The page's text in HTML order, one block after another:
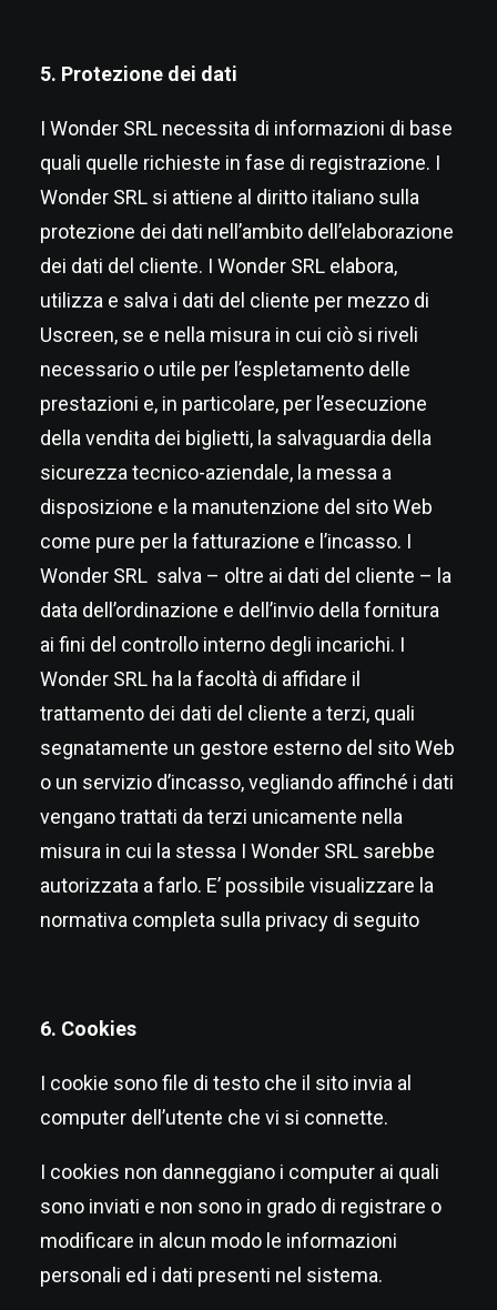
5. Protezione dei dati
I Wonder SRL necessita di informazioni di base
quali quelle richieste in fase di registrazione. I
Wonder SRL si attiene al diritto italiano sulla
protezione dei dati nell’ambito dell’elaborazione
dei dati del cliente. I Wonder SRL elabora,
utilizza e salva i dati del cliente per mezzo di
Uscreen, se e nella misura in cui ciò si riveli
necessario o utile per l’espletamento delle
prestazioni e, in particolare, per l’esecuzione
della vendita dei biglietti, la salvaguardia della
sicurezza tecnico-aziendale, la messa a
disposizione e la manutenzione del sito Web
come pure per la fatturazione e l’incasso. I
Wonder SRL salva – oltre ai dati del cliente – la
data dell’ordinazione e dell’invio della fornitura
ai fini del controllo interno degli incarichi. I
Wonder SRL ha la facoltà di affidare il
trattamento dei dati del cliente a terzi, quali
segnatamente un gestore esterno del sito Web
o un servizio d’incasso, vegliando affinché i dati
vengano trattati da terzi unicamente nella
misura in cui la stessa I Wonder SRL sarebbe
autorizzata a farlo. E’ possibile visualizzare la
normativa completa sulla privacy di seguito
6. Cookies
I cookie sono file di testo che il sito invia al
computer dell’utente che vi si connette.
I cookies non danneggiano i computer ai quali
sono inviati e non sono in grado di registrare o
modificare in alcun modo le informazioni
personali ed i dati presenti nel sistema.